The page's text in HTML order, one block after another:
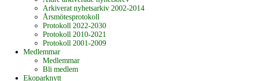
Arkiverat nyhetsarkiv 2002-2014
Årsmötesprotokoll
Protokoll 2022-2030
Protokoll 2010-2021
Protokoll 2001-2009
Medlemmar
Medlemmar
Bli medlem
Ekoparknytt